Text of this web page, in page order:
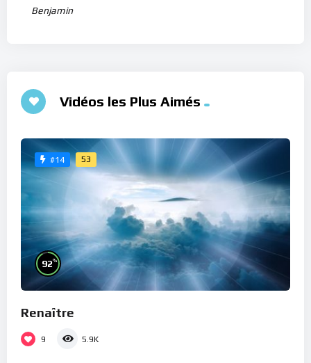
Benjamin
Vidéos les Plus Aimés
#14 53
92%
Renaître
9 5.9K